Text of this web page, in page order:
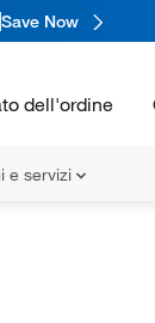
Save Now
dell'ordine
e servizi